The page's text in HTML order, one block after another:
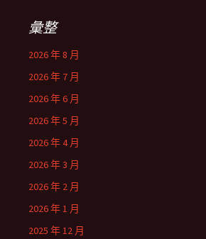
彙整
2026 年 8 月
2026 年 7 月
2026 年 6 月
2026 年 5 月
2026 年 4 月
2026 年 3 月
2026 年 2 月
2026 年 1 月
2025 年 12 月